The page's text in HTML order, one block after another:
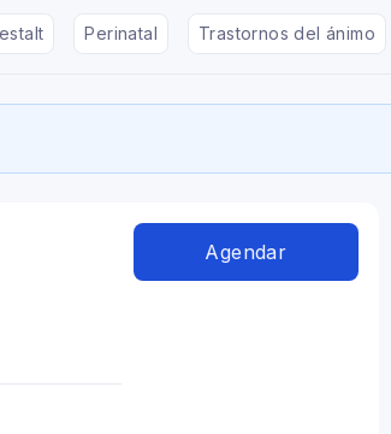
Perinatal Trastornos del ánimo
Agendar